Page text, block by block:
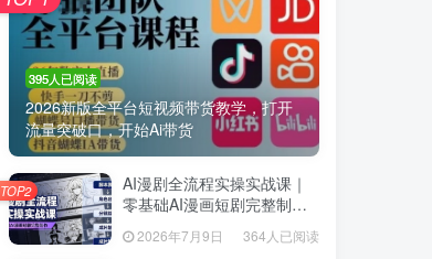
395人已阅读
2026新版全平台短视频带货教学，打开
流量突破口，开始Ai带货
AI漫剧全流程实操实战课｜
零基础AI漫画短剧完整制
作、脚本出图成片全链路落
2026年7月9日 364人已阅读
TOP2
395人已阅读
2026新版全平台短视频带货教学，打开
流量突破口，开始Ai带货
AI漫剧全流程实操实战课｜
零基础AI漫画短剧完整制
作、脚本出图成片全链路落
地教程
2026年7月9日 364人已阅读
TOP2